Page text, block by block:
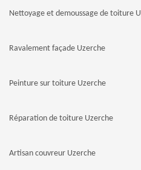
Nettoyage et demoussage de toiture
Ravalement façade Uzerche
Peinture sur toiture Uzerche
Réparation de toiture Uzerche
Artisan couvreur Uzerche